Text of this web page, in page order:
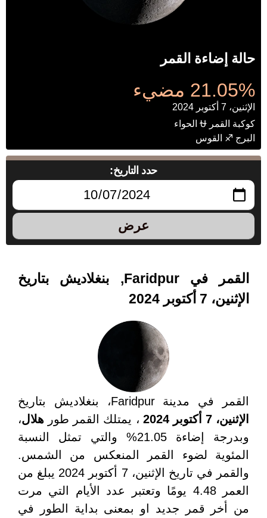
حالة إضاءة القمر
21.05% مضيء
الإثنين، 7 أكتوبر 2024
كوكبة القمر ⛎ الحواء
البرج ♐ القوس
حدد التاريخ:
عرض
القمر في Faridpur, بنغلاديش بتاريخ
الإثنين، 7 أكتوبر 2024
القمر في مدينة Faridpur، بنغلاديش بتاريخ
الإثنين، 7 أكتوبر 2024
، يمتلك القمر طور هلال،
وبدرجة إضاءة 21.05% والتي تمثل النسبة
المئوية لضوء القمر المنعكس من الشمس.
والقمر في تاريخ الإثنين، 7 أكتوبر 2024 يبلغ من
العمر 4.48 يومًا وتعتبر عدد الأيام التي مرت
من أخر قمر جديد او بمعنى بداية الطور في